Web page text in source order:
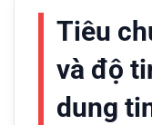
Tiêu
và độ
dung